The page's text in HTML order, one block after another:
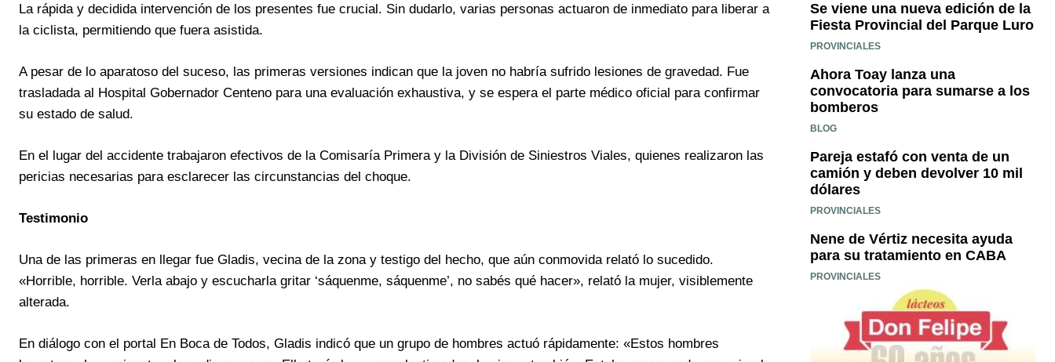
La rápida y decidida intervención de los presentes fue crucial. Sin dudarlo, varias personas actuaron de inmediato para liberar a
la ciclista, permitiendo que fuera asistida.
A pesar de lo aparatoso del suceso, las primeras versiones indican que la joven no habría sufrido lesiones de gravedad. Fue
trasladada al Hospital Gobernador Centeno para una evaluación exhaustiva, y se espera el parte médico oficial para confirmar
su estado de salud.
En el lugar del accidente trabajaron efectivos de la Comisaría Primera y la División de Siniestros Viales, quienes realizaron las
pericias necesarias para esclarecer las circunstancias del choque.
Testimonio
Una de las primeras en llegar fue Gladis, vecina de la zona y testigo del hecho, que aún conmovida relató lo sucedido.
«Horrible, horrible. Verla abajo y escucharla gritar ‘sáquenme, sáquenme’, no sabés qué hacer», relató la mujer, visiblemente
alterada.
En diálogo con el portal En Boca de Todos, Gladis indicó que un grupo de hombres actuó rápidamente: «Estos hombres
Se viene una nueva edición de la
Fiesta Provincial del Parque Luro
PROVINCIALES
Ahora Toay lanza una
convocatoria para sumarse a los
bomberos
BLOG
Pareja estafó con venta de un
camión y deben devolver 10 mil
dólares
PROVINCIALES
Nene de Vértiz necesita ayuda
para su tratamiento en CABA
PROVINCIALES